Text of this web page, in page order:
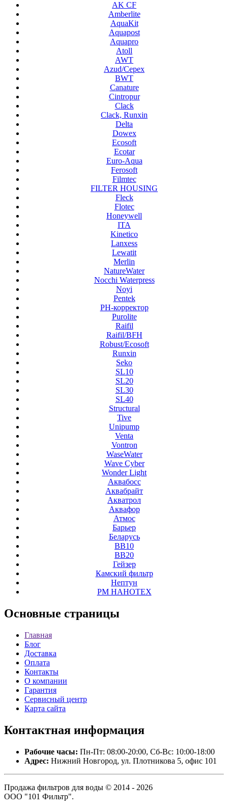
AK CF
Amberlite
AquaKit
Aquapost
Aquapro
Atoll
AWT
Azud/Cepex
BWT
Canature
Cintropur
Clack
Clack, Runxin
Delta
Dowex
Ecosoft
Ecotar
Euro-Aqua
Ferosoft
Filmtec
FILTER HOUSING
Fleck
Flotec
Honeywell
ITA
Kinetico
Lanxess
Lewatit
Merlin
NatureWater
Nocchi Waterpress
Noyi
Pentek
PH-корректор
Purolite
Raifil
Raifil/BFH
Robust/Ecosoft
Runxin
Seko
SL10
SL20
SL30
SL40
Structural
Tive
Unipump
Venta
Vontron
WaseWater
Wave Cyber
Wonder Light
Аквабосс
Аквабрайт
Акватрол
Аквафор
Атмос
Барьер
Беларусь
ВВ10
ВВ20
Гейзер
Камский фильтр
Нептун
РМ НАНОТЕХ
Основные страницы
Главная
Блог
Доставка
Оплата
Контакты
О компании
Гарантия
Сервисный центр
Карта сайта
Контактная информация
Рабочие часы: Пн-Пт: 08:00-20:00, Сб-Вс: 10:00-18:00
Адрес: Нижний Новгород, ул. Плотникова 5, офис 101
Продажа фильтров для воды © 2014 - 2026
ООО "101 Фильтр".